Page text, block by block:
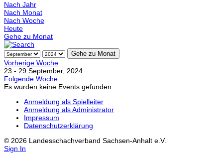
Nach Jahr
Nach Monat
Nach Woche
Heute
Gehe zu Monat
Gehe zu Monat
Vorherige Woche
23 - 29 September, 2024
Folgende Woche
Es wurden keine Events gefunden
Anmeldung als Spielleiter
Anmeldung als Administrator
Impressum
Datenschutzerklärung
© 2026 Landesschachverband Sachsen-Anhalt e.V.
Sign In